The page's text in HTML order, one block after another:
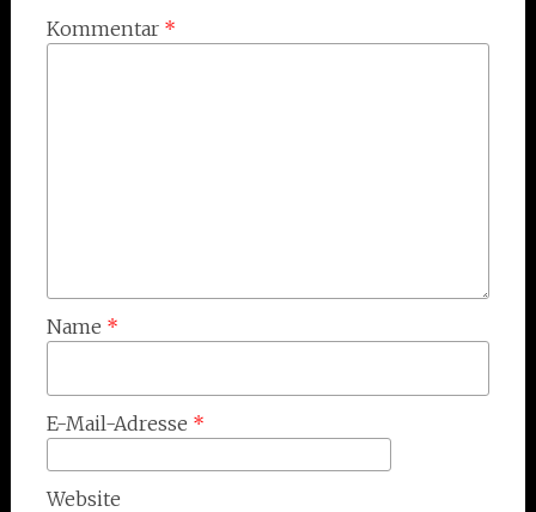
Kommentar *
Name *
E-Mail-Adresse *
Website